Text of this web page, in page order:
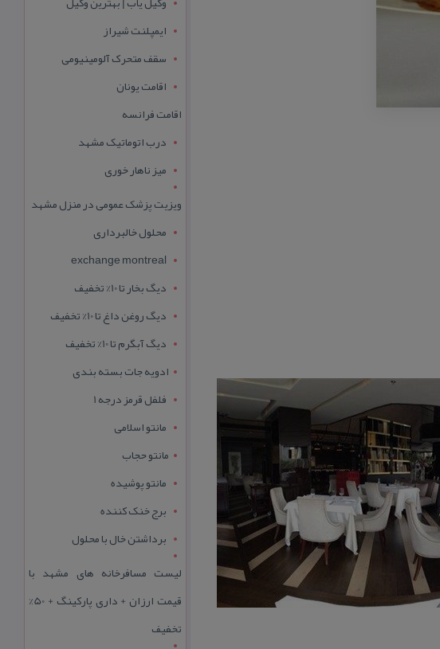
ایمپلنت شیراز
سقف متحرک آلومینیومی
اقامت یونان
اقامت فرانسه
درب اتوماتیک مشهد
میز ناهار خوری
ویزیت پزشک عمومی در منزل مشهد
محلول خالبرداری
exchange montreal
دیگ بخار تا 10% تخفیف
دیگ روغن داغ تا 10% تخفیف
دیگ آبگرم تا 10% تخفیف
ادویه جات بسته بندی
فلفل قرمز درجه 1
مانتو اسلامی
مانتو حجاب
مانتو پوشیده
برج خنک کننده
برداشتن خال با محلول
لیست مسافرخانه های مشهد با
قیمت ارزان + داری پارکینگ + 50%
تخفیف